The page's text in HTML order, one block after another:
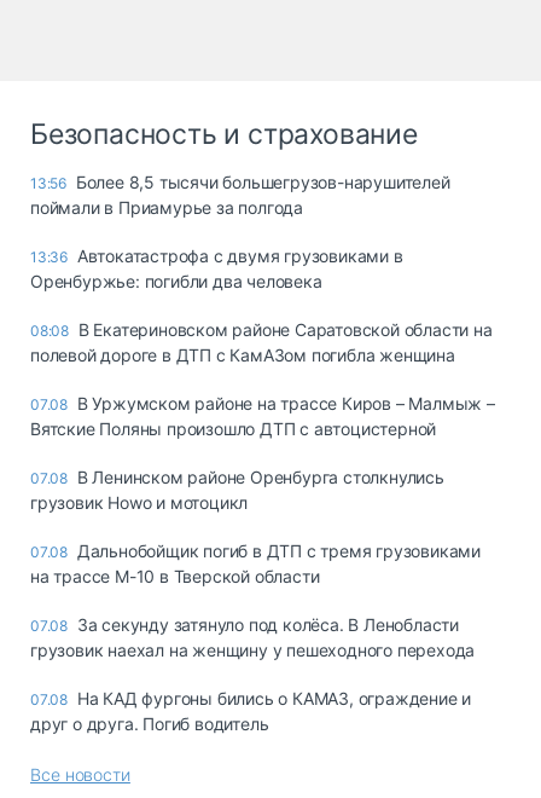
Безопасность и страхование
13:56 Более 8,5 тысячи большегрузов-нарушителей
поймали в Приамурье за полгода
13:36 Автокатастрофа с двумя грузовиками в
Оренбуржье: погибли два человека
08:08 В Екатериновском районе Саратовской области на
полевой дороге в ДТП с КамАЗом погибла женщина
07.08 В Уржумском районе на трассе Киров – Малмыж –
Вятские Поляны произошло ДТП с автоцистерной
07.08 В Ленинском районе Оренбурга столкнулись
грузовик Howo и мотоцикл
07.08 Дальнобойщик погиб в ДТП с тремя грузовиками
на трассе М-10 в Тверской области
07.08 За секунду затянуло под колёса. В Ленобласти
грузовик наехал на женщину у пешеходного перехода
07.08 На КАД фургоны бились о КАМАЗ, ограждение и
друг о друга. Погиб водитель
Все новости